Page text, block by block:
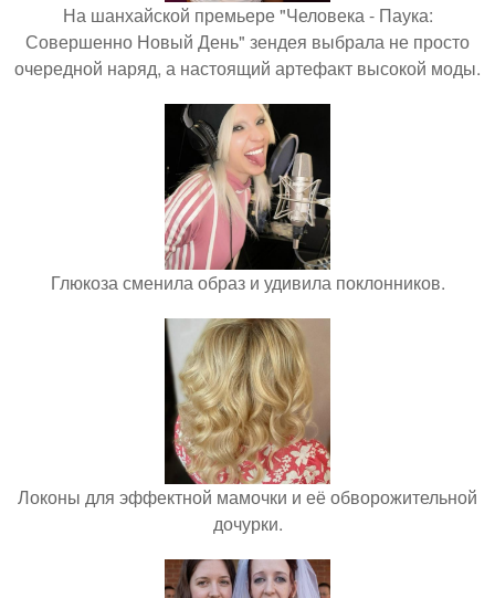
На шанхайской премьере "Человека - Паука:
Совершенно Новый День" зендея выбрала не просто
очередной наряд, а настоящий артефакт высокой моды.
Глюкоза сменила образ и удивила поклонников.
Локоны для эффектной мамочки и её обворожительной
дочурки.